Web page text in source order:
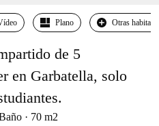
Plano Otras
de 5
en Garbatella, solo
70 m2